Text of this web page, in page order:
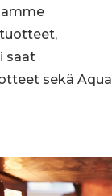
saat
sekä Aqua